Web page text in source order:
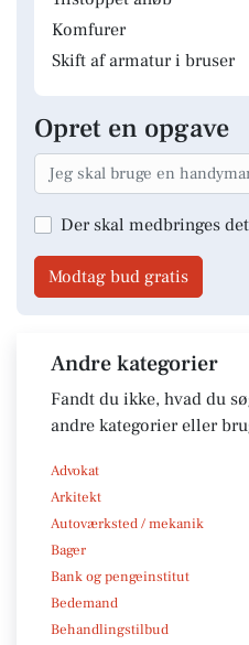
Komfurer
Skift af armatur i bruser
Opret en opgave
Der skal medbringes
Modtag bud gratis
Andre kategorier
Fandt du ikke, hvad du
andre kategorier eller
Advokat
Arkitekt
Autoværksted / mekanik
Bager
Bank og pengeinstitut
Bedemand
Behandlingstilbud